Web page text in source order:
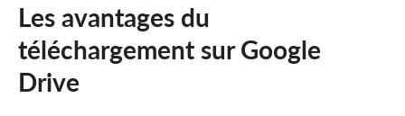
Les avantages du
téléchargement sur Google
Drive